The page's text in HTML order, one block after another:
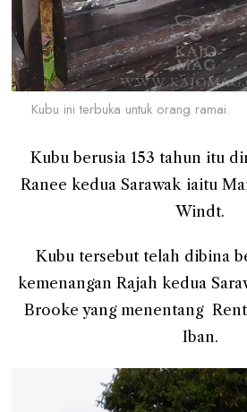
Kubu ini terbuka untuk orang ramai.
Kubu berusia 153 tahun itu
Ranee kedua Sarawak iaitu
Windt.
Kubu tersebut telah dibina
kemenangan Rajah kedua
Brooke yang menentang
Iban.